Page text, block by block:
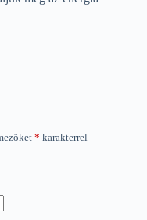
* karakterrel